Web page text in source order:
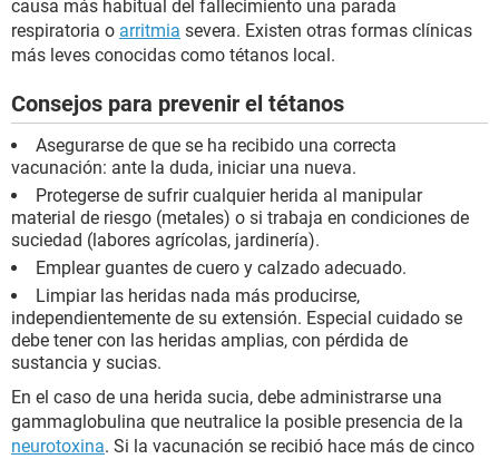
causa más habitual del fallecimiento una parada
respiratoria o arritmia severa. Existen otras formas clínicas
más leves conocidas como tétanos local.
Consejos para prevenir el tétanos
Asegurarse de que se ha recibido una correcta
vacunación: ante la duda, iniciar una nueva.
Protegerse de sufrir cualquier herida al manipular
material de riesgo (metales) o si trabaja en condiciones de
suciedad (labores agrícolas, jardinería).
Emplear guantes de cuero y calzado adecuado.
Limpiar las heridas nada más producirse,
independientemente de su extensión. Especial cuidado se
debe tener con las heridas amplias, con pérdida de
sustancia y sucias.
En el caso de una herida sucia, debe administrarse una
gammaglobulina que neutralice la posible presencia de la
neurotoxina. Si la vacunación se recibió hace más de cinco